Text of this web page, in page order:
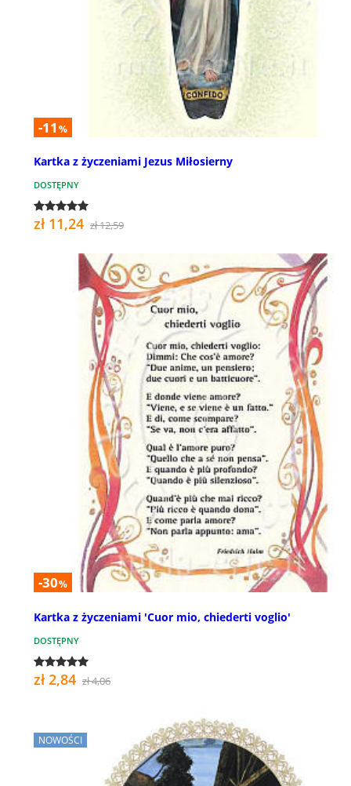
-11 %
Kartka z życzeniami Jezus Miłosierny
DOSTĘPNY
zł 11,24 zł 12,59
-30%
Kartka z życzeniami 'Cuor mio, chiederti voglio'
DOSTĘPNY
zł 2,84 zł 4,06
NOWOŚCI